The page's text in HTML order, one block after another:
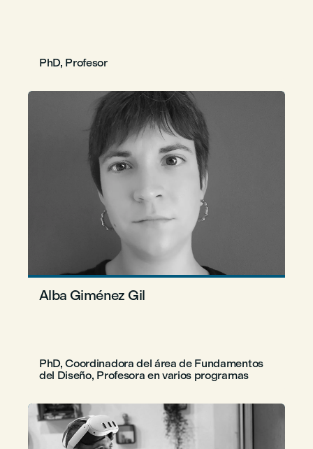
PhD, Profesor
Alba Giménez Gil
PhD, Coordinadora del área de Fundamentos
del Diseño, Profesora en varios programas